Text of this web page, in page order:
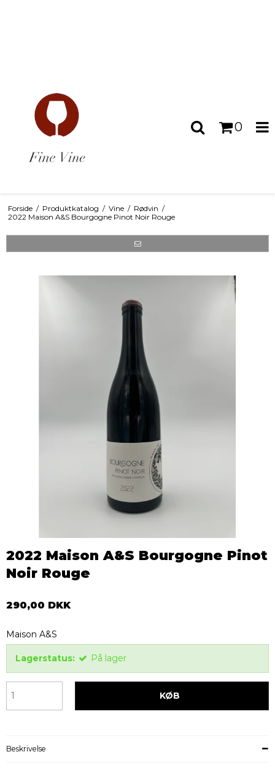
0
Forside / Produktkatalog / Vine / Rødvin /
2022 Maison A&S Bourgogne Pinot Noir Rouge
2022 Maison A&S Bourgogne Pinot
Noir Rouge
290,00 DKK
Maison A&S
Lagerstatus: På lager
KØB
Beskrivelse